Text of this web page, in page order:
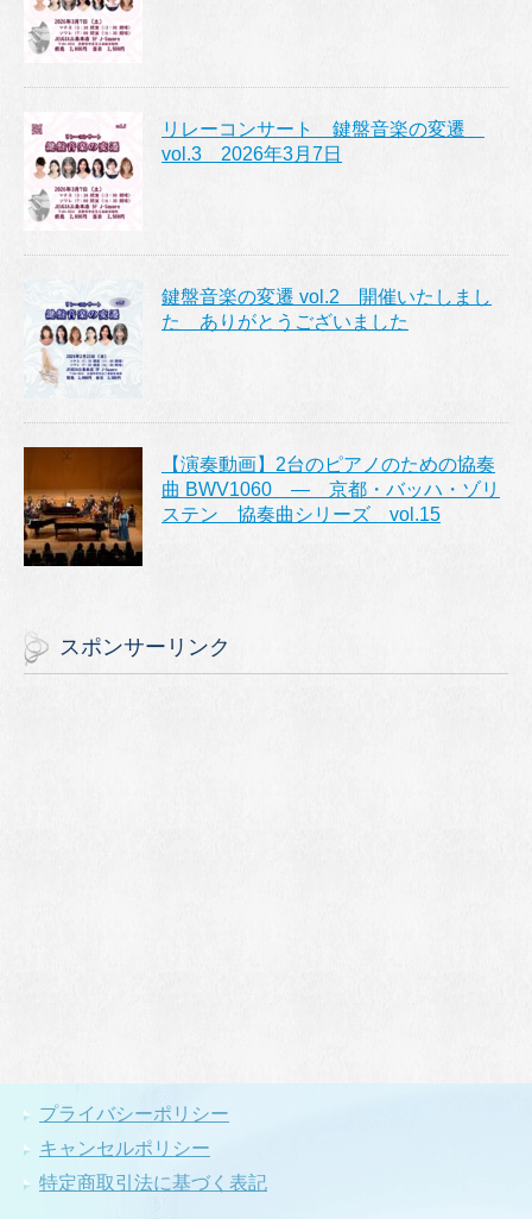
リレーコンサート 鍵盤音楽の変遷
vol.3 2026年3月7日
鍵盤音楽の変遷 vol.2 開催いたしまし
た ありがとうございました
【演奏動画】2台のピアノのための協奏
曲 BWV1060 ― 京都・バッハ・ゾリ
ステン 協奏曲シリーズ vol.15
スポンサーリンク
プライバシーポリシー
キャンセルポリシー
特定商取引法に基づく表記